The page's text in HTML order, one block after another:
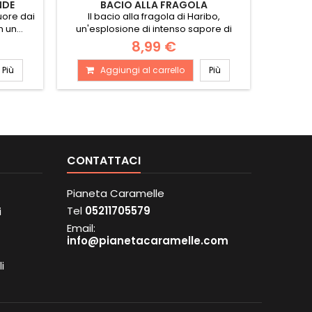
dai
un...
Più
BACIO ALLA FRAGOLA
Il bacio alla fragola di Haribo,
un'esplosione di intenso sapore di
panna e...
8,99 €
Aggiungi al carrello Più
CONTATTACI
Pianeta Caramelle
Tel 05211705579
Email:
info@pianetacaramelle.com